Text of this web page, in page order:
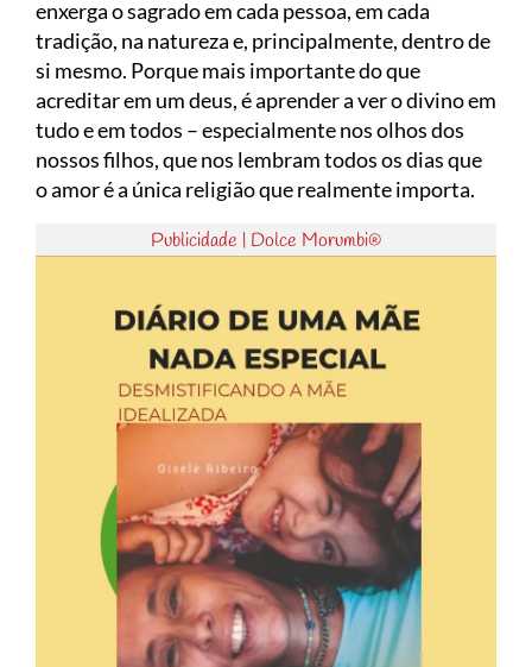
enxerga o sagrado em cada pessoa, em cada
tradição, na natureza e, principalmente, dentro de
si mesmo. Porque mais importante do que
acreditar em um deus, é aprender a ver o divino em
tudo e em todos – especialmente nos olhos dos
nossos filhos, que nos lembram todos os dias que
o amor é a única religião que realmente importa.
Publicidade | Dolce Morumbi®